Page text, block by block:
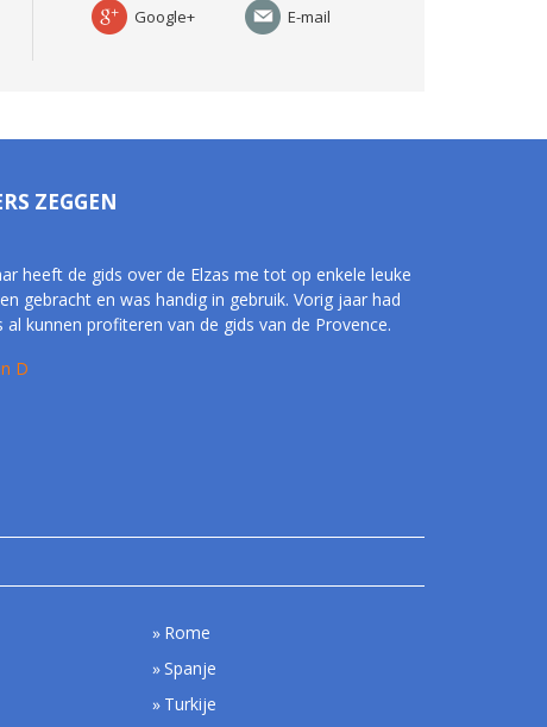
Google+ E-mail
ZEGGEN
heeft de gids over de Elzas me tot op enkele leuke
gebracht en was handig in gebruik. Vorig jaar had
al kunnen profiteren van de gids van de Provence.
D
Rome
Spanje
Turkije